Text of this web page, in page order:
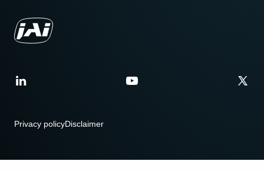
Privacy policyDisclaimer